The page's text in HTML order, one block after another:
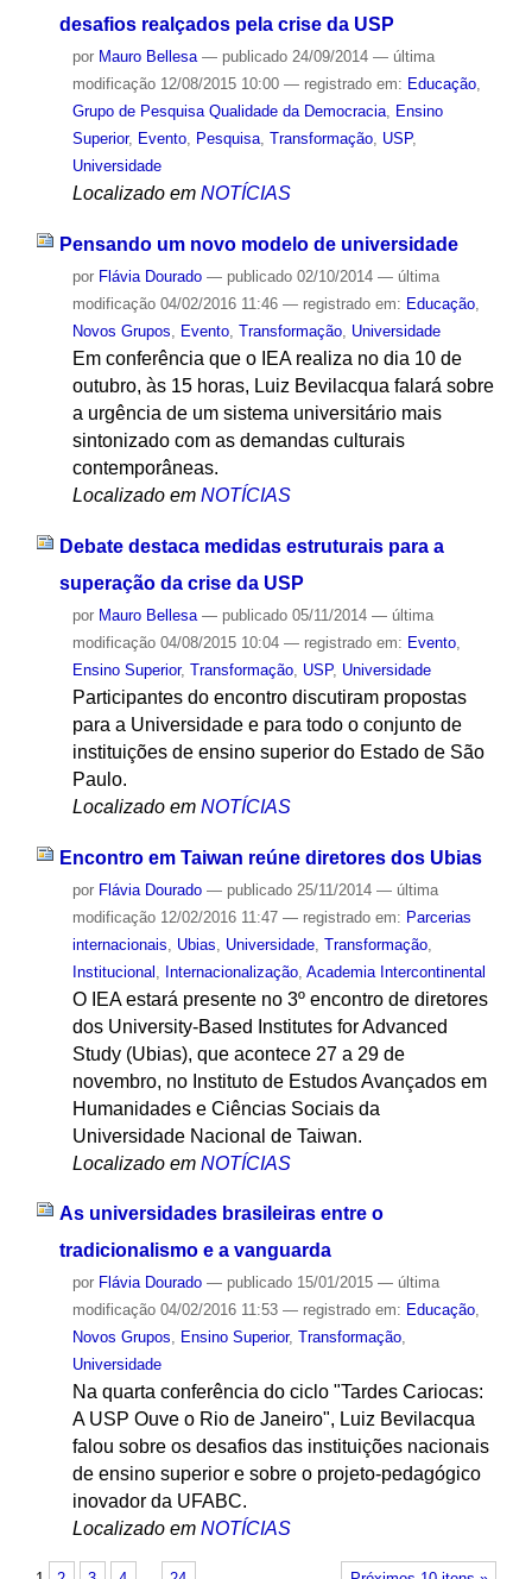
desafios realçados pela crise da USP
por Mauro Bellesa — publicado24/09/2014 — última
modificação12/08/2015 10:00 — registrado em: Educação,
Grupo de Pesquisa Qualidade da Democracia, Ensino
Superior, Evento, Pesquisa, Transformação, USP,
Universidade
Localizado em NOTÍCIAS
Pensando um novo modelo de universidade
por Flávia Dourado — publicado02/10/2014 — última
modificação04/02/2016 11:46 — registrado em: Educação,
Novos Grupos, Evento, Transformação, Universidade
Em conferência que o IEA realiza no dia 10 de
outubro, às 15 horas, Luiz Bevilacqua falará sobre
a urgência de um sistema universitário mais
sintonizado com as demandas culturais
contemporâneas.
Localizado em NOTÍCIAS
Debate destaca medidas estruturais para a
superação da crise da USP
por Mauro Bellesa — publicado05/11/2014 — última
modificação04/08/2015 10:04 — registrado em: Evento,
Ensino Superior, Transformação, USP, Universidade
Participantes do encontro discutiram propostas
para a Universidade e para todo o conjunto de
instituições de ensino superior do Estado de São
Paulo.
Localizado em NOTÍCIAS
Encontro em Taiwan reúne diretores dos Ubias
por Flávia Dourado — publicado25/11/2014 — última
modificação12/02/2016 11:47 — registrado em: Parcerias
internacionais
Ubias Universidade, Transformação,
Institucional
Internacionalização, Academia Intercontinental
O IEA estará presente no 3º encontro de diretores
dos University-Based Institutes for Advanced
Study (Ubias), que acontece 27 a 29 de
novembro, no Instituto de Estudos Avançados em
Humanidades e Ciências Sociais da
Universidade Nacional de Taiwan.
Localizado em NOTÍCIAS
As universidades brasileiras entre o
tradicionalismo e a vanguarda
por Flávia Dourado — publicado15/01/2015 — última
modificação04/02/2016 11:53 — registrado em: Educação,
Novos Grupos, Ensino Superior, Transformação,
Universidade
Na quarta conferência do ciclo "Tardes Cariocas:
A USP Ouve o Rio de Janeiro", Luiz Bevilacqua
falou sobre os desafios das instituições nacionais
de ensino superior e sobre o projeto-pedagógico
inovador da UFABC.
Localizado em NOTÍCIAS